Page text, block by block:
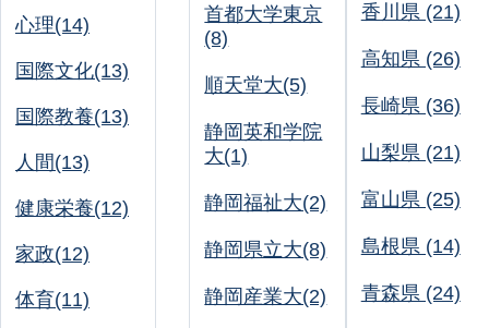
心理(14)
国際文化(13)
国際教養(13)
人間(13)
健康栄養(12)
家政(12)
体育(11)
首都大学東京
(8)
順天堂大(5)
静岡英和学院
大(1)
静岡福祉大(2)
静岡県立大(8)
静岡産業大(2)
香川県 (21)
高知県 (26)
長崎県 (36)
山梨県 (21)
富山県 (25)
島根県 (14)
青森県 (24)